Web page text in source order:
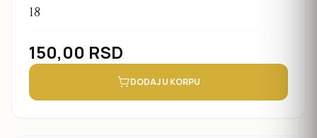
18
150,00 RSD
DODAJ U KORPU